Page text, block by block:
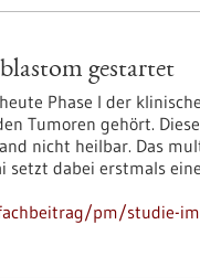
gestartet
Phase I der
Tumoren gehört.
nicht heilbar. Das
setzt dabei erstmals
pm/studie-